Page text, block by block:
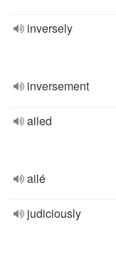
inversely
inversement
ailed
ailé
judiciously